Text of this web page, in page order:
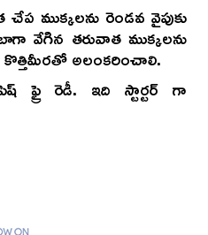
ముక్కలను రెండవ వైపుకు
వేగిన తరువాత ముక్కలను
కొత్తిమీరతో అలంకరించాలి.
ఫ్రై రెడీ. ఇది స్టార్టర్ గా